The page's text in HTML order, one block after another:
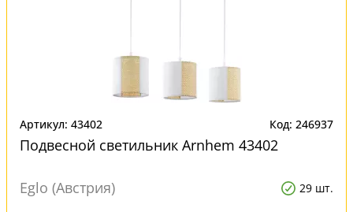
Артикул: 43402 Код: 246937
Подвесной светильник Arnhem 43402
Eglo (Австрия) 29 шт.